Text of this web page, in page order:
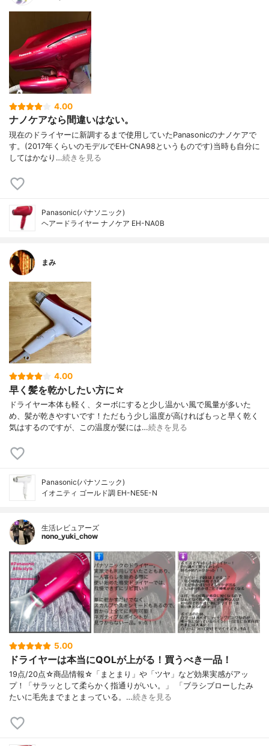
4.00
ナノケアなら間違いはない。
現在のドライヤーに新調するまで使用していたPanasonicのナノケアで
す。(2017年くらいのモデルでEH-CNA98というものです)当時も自分に
してはかなり…続きを見る
Panasonic(パナソニック)
ヘアードライヤー ナノケア EH-NA0B
まみ
4.00
早く髪を乾かしたい方に☆
ドライヤー本体も軽く、ターボにすると少し温かい風で風量が多いた
め、髪が乾きやすいです！ただもう少し温度が高ければもっと早く乾く
気はするのですが、この温度が髪には…続きを見る
Panasonic(パナソニック)
イオニティ ゴールド調 EH-NE5E-N
生活レビュアーズ
nono_yuki_chow
5.00
ドライヤーは本当にQOLが上がる！買うべき一品！
19点/20点☆商品情報☆「まとまり」や「ツヤ」など効果実感がアッ
プ！「サラッとして柔らかく指通りがいい。」 「ブラシブローしたみ
たいに毛先までまとまっている。…続きを見る